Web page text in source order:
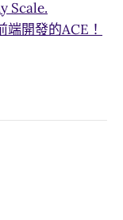
Scale.
開發的ACE！